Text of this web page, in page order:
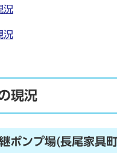
況
況
現況
ポンプ場(長尾家具